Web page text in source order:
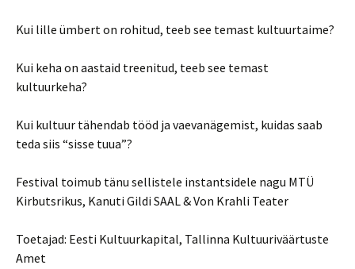
Kui lille ümbert on rohitud, teeb see temast kultuurtaime?
Kui keha on aastaid treenitud, teeb see temast
kultuurkeha?
Kui kultuur tähendab tööd ja vaevanägemist, kuidas saab
teda siis “sisse tuua”?
Festival toimub tänu sellistele instantsidele nagu MTÜ
Kirbutsrikus, Kanuti Gildi SAAL & Von Krahli Teater
Toetajad: Eesti Kultuurkapital, Tallinna Kultuuriväärtuste
Amet